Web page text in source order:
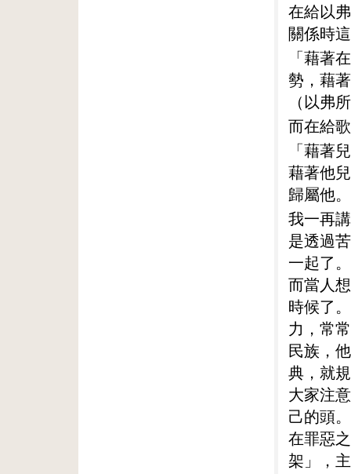
在給以
關係時
「藉著
勢，藉
（以弗
而在給
「藉著
藉著他
歸屬他
我一再
是透過
一起了
而當人
時候了
力，常
民族，
典，就
大家注
己的頭
在罪惡
架」，